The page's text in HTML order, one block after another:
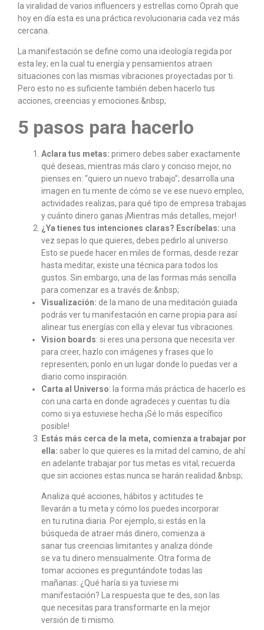
la viralidad de varios influencers y estrellas como Oprah que
hoy en día esta es una práctica revolucionaria cada vez más
cercana.
La manifestación se define como una ideología regida por
esta ley; en la cual tu energía y pensamientos atraen
situaciones con las mismas vibraciones proyectadas por ti.
Pero esto no es suficiente también deben hacerlo tus
acciones, creencias y emociones.&nbsp;
5 pasos para hacerlo
Aclara tus metas: primero debes saber exactamente
qué deseas, mientras más claro y conciso mejor, no
pienses en: “quiero un nuevo trabajo”; desarrolla una
imagen en tu mente de cómo se ve ese nuevo empleo,
actividades realizas, para qué tipo de empresa trabajas
y cuánto dinero ganas ¡Mientras más detalles, mejor!
¿Ya tienes tus intenciones claras? Escríbelas: una
vez sepas lo que quieres, debes pedirlo al universo.
Esto se puede hacer en miles de formas, desde rezar
hasta meditar, existe una técnica para todos los
gustos. Sin embargo, una de las formas más sencilla
para comenzar es a través de:&nbsp;
Visualización: de la mano de una meditación guiada
podrás ver tu manifestación en carne propia para así
alinear tus energías con ella y elevar tus vibraciones.
Vision boards: si eres una persona que necesita ver
para creer, hazlo con imágenes y frases que lo
representen; ponlo en un lugar donde lo puedas ver a
diario como inspiración.
Carta al Universo: la forma más práctica de hacerlo es
con una carta en donde agradeces y cuentas tu día
como si ya estuviese hecha ¡Sé lo más específico
posible!
Estás más cerca de la meta, comienza a trabajar por
ella: saber lo que quieres es la mitad del camino, de ahí
en adelante trabajar por tus metas es vital; recuerda
que sin acciones estas nunca se harán realidad.&nbsp;
Analiza qué acciones, hábitos y actitudes te
llevarán a tu meta y cómo los puedes incorporar
en tu rutina diaria. Por ejemplo, si estás en la
búsqueda de atraer más dinero, comienza a
sanar tus creencias limitantes y analiza dónde
se va tu dinero mensualmente. Otra forma de
tomar acciones es preguntándote todas las
mañanas: ¿Qué haría si ya tuviese mi
manifestación? La respuesta que te des, son las
que necesitas para transformarte en la mejor
versión de ti mismo.